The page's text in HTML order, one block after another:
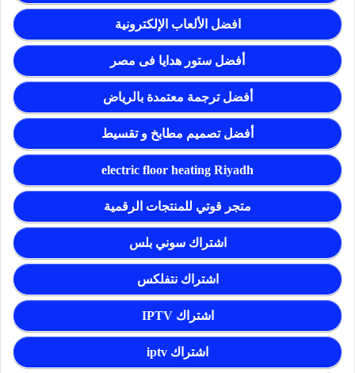
افضل الألعاب الإلكترونية
أفضل ستور هدايا فى مصر
أفضل ترجمة معتمدة بالرياض
أفضل تصميم مطابخ و تقسيط
electric floor heating Riyadh
متجر قوتي للمنتجات الرقمية
اشتراك سوني بلس
اشتراك نتفلكس
اشتراك IPTV
اشتراك iptv